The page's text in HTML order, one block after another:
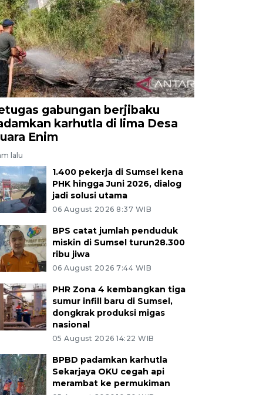
gabungan berjibaku
karhutla di lima Desa
Enim
lalu
1.400 pekerja di Sumsel kena
PHK hingga Juni 2026, dialog
jadi solusi utama
06 August 2026 8:37 WIB
BPS catat jumlah penduduk
miskin di Sumsel turun28.300
ribu jiwa
06 August 2026 7:44 WIB
PHR Zona 4 kembangkan tiga
sumur infill baru di Sumsel,
dongkrak produksi migas
nasional
05 August 2026 14:22 WIB
BPBD padamkan karhutla
Sekarjaya OKU cegah api
merambat ke permukiman